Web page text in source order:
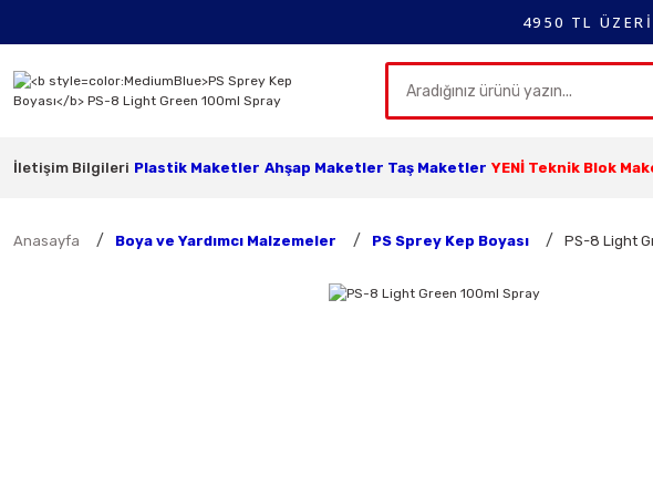
4950 TL ÜZERİ
İletişim Bilgileri Plastik Maketler Ahşap Maketler Taş Maketler YENİ Teknik Blok
Anasayfa Boya ve Yardımcı Malzemeler PS Sprey Kep Boyası PS-8 Light